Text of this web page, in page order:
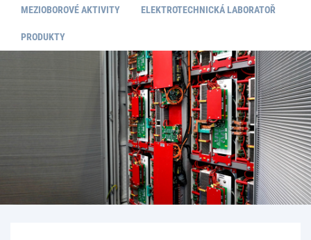
MEZIOBOROVÉ AKTIVITY ELEKTROTECHNICKÁ LABORATOŘ
PRODUKTY